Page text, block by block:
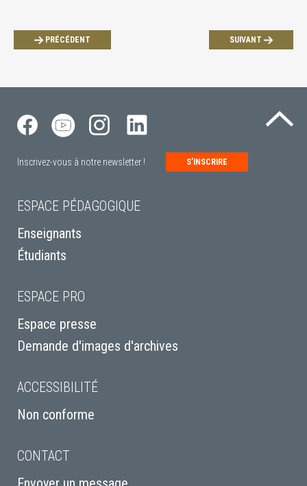
PRÉCÉDENT SUIVANT
Inscrivez-vous à notre newsletter ! S’INSCRIRE
ESPACE PÉDAGOGIQUE
Enseignants
Étudiants
ESPACE PRO
Espace presse
Demande d'images d'archives
ACCESSIBILITÉ
Non conforme
CONTACT